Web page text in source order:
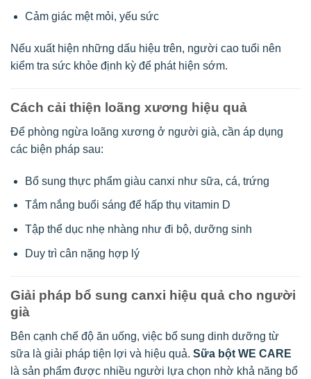
Cảm giác mệt mỏi, yếu sức
Nếu xuất hiện những dấu hiệu trên, người cao tuổi nên
kiểm tra sức khỏe định kỳ để phát hiện sớm.
Cách cải thiện loãng xương hiệu quả
Để phòng ngừa loãng xương ở người già, cần áp dụng
các biện pháp sau:
Bổ sung thực phẩm giàu canxi như sữa, cá, trứng
Tắm nắng buổi sáng để hấp thụ vitamin D
Tập thể dục nhẹ nhàng như đi bộ, dưỡng sinh
Duy trì cân nặng hợp lý
Giải pháp bổ sung canxi hiệu quả cho người
già
Bên cạnh chế độ ăn uống, việc bổ sung dinh dưỡng từ
sữa là giải pháp tiện lợi và hiệu quả. Sữa bột WE CARE
là sản phẩm được nhiều người lựa chọn nhờ khả năng bổ